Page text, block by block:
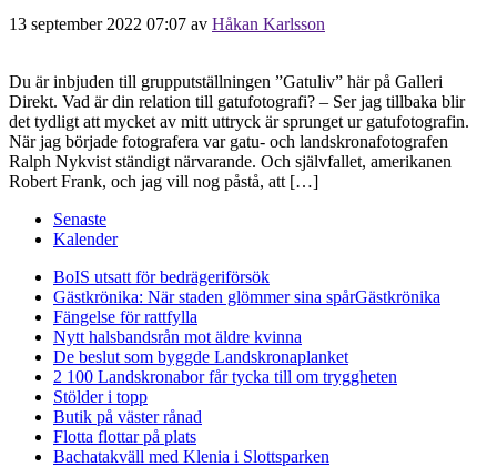
13 september 2022 07:07 av Håkan Karlsson
Du är inbjuden till grupputställningen ”Gatuliv” här på Galleri
Direkt. Vad är din relation till gatufotografi? – Ser jag tillbaka blir
det tydligt att mycket av mitt uttryck är sprunget ur gatufotografin.
När jag började fotografera var gatu- och landskronafotografen
Ralph Nykvist ständigt närvarande. Och självfallet, amerikanen
Robert Frank, och jag vill nog påstå, att […]
Senaste
Kalender
BoIS utsatt för bedrägeriförsök
Gästkrönika: När staden glömmer sina spårGästkrönika
Fängelse för rattfylla
Nytt halsbandsrån mot äldre kvinna
De beslut som byggde Landskronaplanket
2 100 Landskronabor får tycka till om tryggheten
Stölder i topp
Butik på väster rånad
Flotta flottar på plats
Bachatakväll med Klenia i Slottsparken